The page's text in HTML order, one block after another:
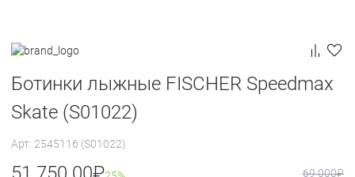
Ботинки лыжные FISCHER Speedmax
Skate (S01022)
Арт: 2545116 (S01022)
69 000₽